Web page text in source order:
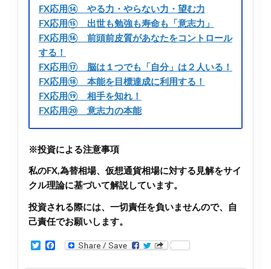
FX応用⑭ やる力・やらない力・望む力
FX応用⑮ 出世も勉強も寿命も「意志力」
FX応用⑯ 前頭前皮質があなたをコントロール
する！
FX応用⑰ 脳は１つでも「自分」は２人いる！
FX応用⑱ 本能を目標達成に利用する！
FX応用⑲ 相手を知れ！
FX応用⑳ 意志力の本能
※投資による注意事項
私のFX,為替相場、仮想通貨相場に対する見解をサイ
クル理論に基づいて解説しています。
投資される際には、一切責任を負いませんので、自
己責任でお願いします。